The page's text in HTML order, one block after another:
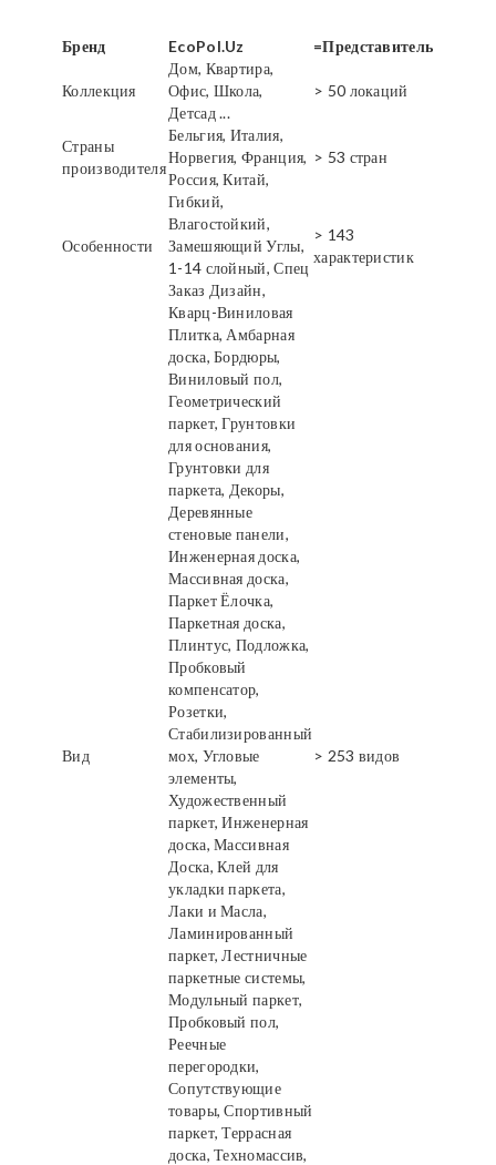
Бренд EcoPol.Uz =Представитель
Коллекция
Дом, Квартира,
Офис, Школа,
Детсад ...
> 50 локаций
Страны
производителя
Бельгия, Италия,
Норвегия, Франция,
Россия, Китай,
> 53 стран
Особенности
Гибкий,
Влагостойкий,
Замешяющий Углы,
1-14 слойный, Спец
Заказ Дизайн,
> 143
характеристик
Вид
Кварц-Виниловая
Плитка, Амбарная
доска, Бордюры,
Виниловый пол,
Геометрический
паркет, Грунтовки
для основания,
Грунтовки для
паркета, Декоры,
Деревянные
стеновые панели,
Инженерная доска,
Массивная доска,
Паркет Ёлочка,
Паркетная доска,
Плинтус, Подложка,
Пробковый
компенсатор,
Розетки,
Стабилизированный
мох, Угловые
элементы,
Художественный
паркет, Инженерная
доска, Массивная
Доска, Клей для
укладки паркета,
Лаки и Масла,
Ламинированный
паркет, Лестничные
паркетные системы,
Модульный паркет,
Пробковый пол,
Реечные
перегородки,
Сопутствующие
товары, Спортивный
паркет, Террасная
доска, Техномассив,
> 253 видов